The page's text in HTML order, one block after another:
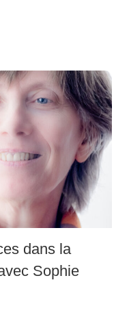
dans la
Sophie